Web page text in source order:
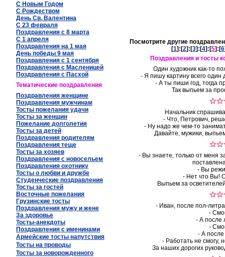
С Новым Годом
С Рождеством
День Св. Валентина
С 23 февраля
Поздравления с 8 марта
С 1 апреля
Поздравления на 1 мая
День победы 9 мая
Поздравления с 1 сентября
Поздравления с Масленицей
Поздравления с Пасхой
Тематические поздравления
Поздравления женщине
Поздравления мужчинам
Тосты пожелания удачи
Тосты за женщин
Пожелание долголетия
Тосты за детей
Поздравления родителям
Поздравления теще
Тосты за хозяев
Поздравления с новосельем
Поздравления охотнику
Тосты о любви и дружбе
Студенческие поздравления
Тосты за гостей
Восточные пожелания
Грузинские тосты
Поздравления мужу и жене
За здоровье
Тосты-анекдоты
Поздравления с именинами
Армейские тосты напутствия
Тосты на проводы
Тосты за новорожденного
Посмотрите другие
[1]:[2]:[3]:[4]:[5]:[6
Поздравления и тосты
Один художник как-то
- Я пишу картину всего
- А ты пиши год, тогда
Так выпьем за
Начальник
- Что, Петрович,
- Ну надо же чем-то
Давайте, мужики,
- Вы знаете, только от меня
- Вы
- Нет что Вы!
Выпьем за
- Иван, после пол-
-
- А после
-
- А после
- Работать не смогу,
За наших дорогих